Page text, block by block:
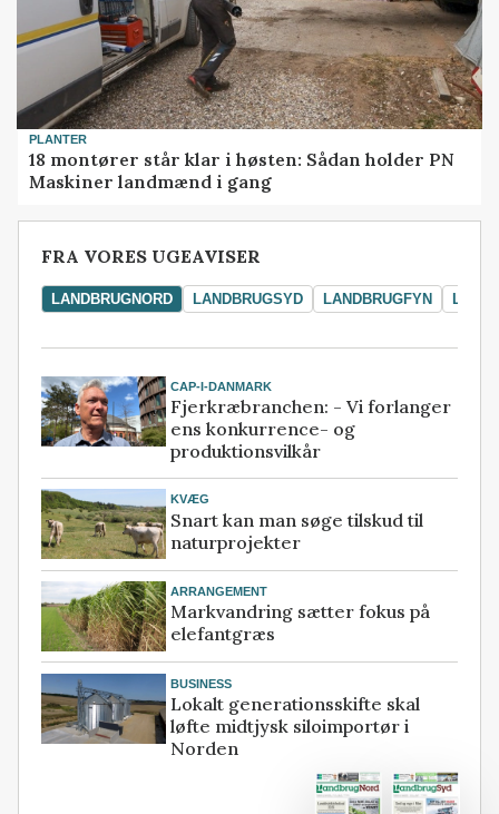
PLANTER
18 montører står klar i høsten: Sådan holder PN
Maskiner landmænd i gang
FRA VORES UGEAVISER
LANDBRUGNORD LANDBRUGSYD LANDBRUGFYN
CAP-I-DANMARK
Fjerkræbranchen: - Vi forlanger
ens konkurrence- og
produktionsvilkår
KVÆG
Snart kan man søge tilskud til
naturprojekter
ARRANGEMENT
Markvandring sætter fokus på
elefantgræs
BUSINESS
Lokalt generationsskifte skal
løfte midtjysk siloimportør i
Norden